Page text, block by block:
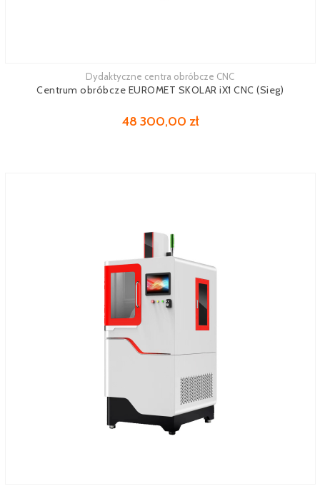
Dydaktyczne centra obróbcze CNC
Centrum obróbcze EUROMET SKOLAR iX1 CNC (Sieg)
48 300,00 zł